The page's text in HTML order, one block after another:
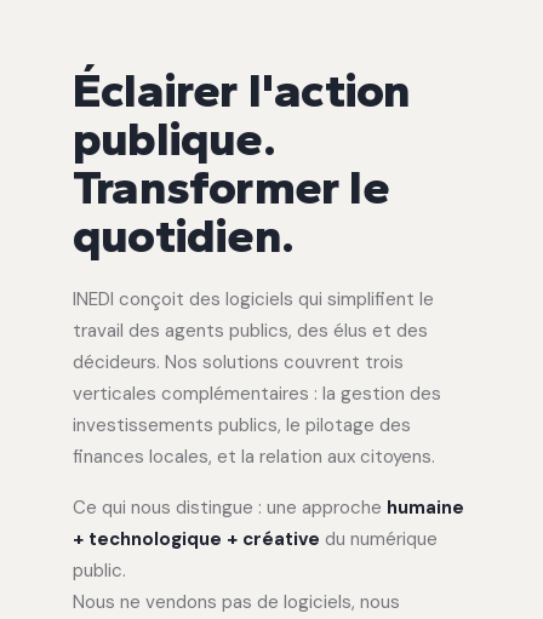
Éclairer l'action
publique.
Transformer le
quotidien.
INEDI conçoit des logiciels qui simplifient le
travail des agents publics, des élus et des
décideurs. Nos solutions couvrent trois
verticales complémentaires : la gestion des
investissements publics, le pilotage des
finances locales, et la relation aux citoyens.
Ce qui nous distingue : une approche humaine
+ technologique + créative du numérique
public.
Nous ne vendons pas de logiciels, nous